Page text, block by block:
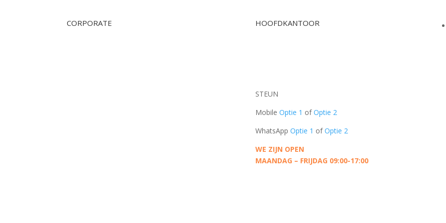
CORPORATE HOOFDKANTOOR
STEUN
Mobile Optie 1 ofOptie 2
WhatsApp Optie 1 ofOptie 2
WE ZIJN OPEN
MAANDAG – FRIJDAG 09:00-17:00